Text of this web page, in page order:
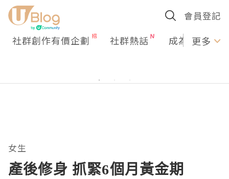
會員登記
社群創作有價企劃 社群熱話 成為U更多
女生
產後修身 抓緊6個月黃金期